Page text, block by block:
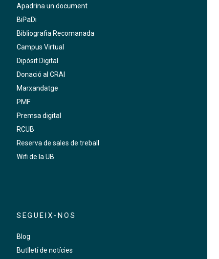
Apadrina un document
BiPaDi
Bibliografia Recomanada
Campus Virtual
Dipòsit Digital
Donació al CRAI
Marxandatge
PMF
Premsa digital
RCUB
Reserva de sales de treball
Wifi de la UB
SEGUEIX-NOS
Blog
Butlletí de notícies